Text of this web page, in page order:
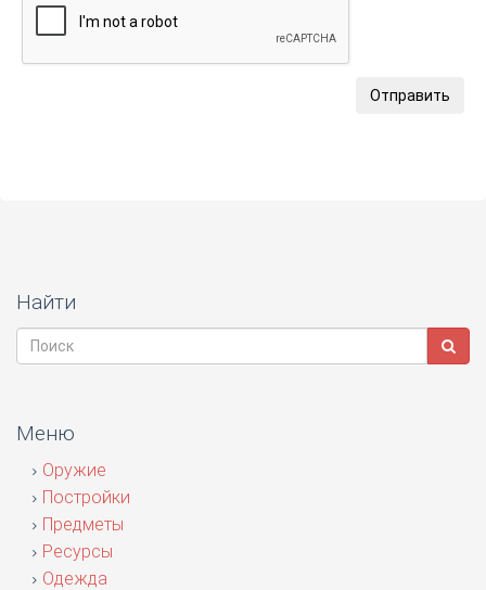
Отправить
Найти
Меню
Оружие
Постройки
Предметы
Ресурсы
Одежда